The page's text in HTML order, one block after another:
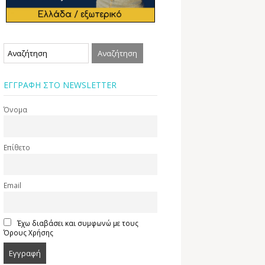
ΕΓΓΡΑΦΗ ΣΤΟ NEWSLETTER
Όνομα
Επίθετο
Email
Έχω διαβάσει και συμφωνώ με τους
Όρους Χρήσης